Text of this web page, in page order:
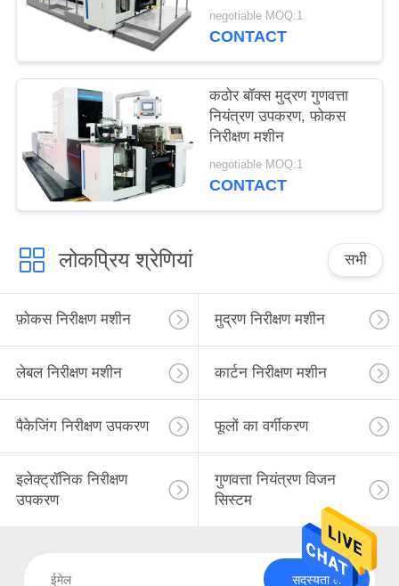
negotiable MOQ:1
CONTACT
कठोर बॉक्स मुद्रण गुणवत्ता
नियंत्रण उपकरण, फोकस
निरीक्षण मशीन
negotiable MOQ:1
CONTACT
लोकप्रिय श्रेणियां सभी
फ़ोकस निरीक्षण मशीन मुद्रण निरीक्षण मशीन
लेबल निरीक्षण मशीन कार्टन निरीक्षण मशीन
पैकेजिंग निरीक्षण उपकरण फूलों का वर्गीकरण
इलेक्ट्रॉनिक निरीक्षण
उपकरण
गुणवत्ता नियंत्रण विजन
सिस्टम
सदस्यता लें